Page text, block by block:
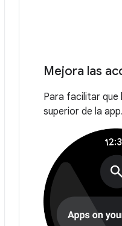
Mejora las
Para facilitar que
superior de la